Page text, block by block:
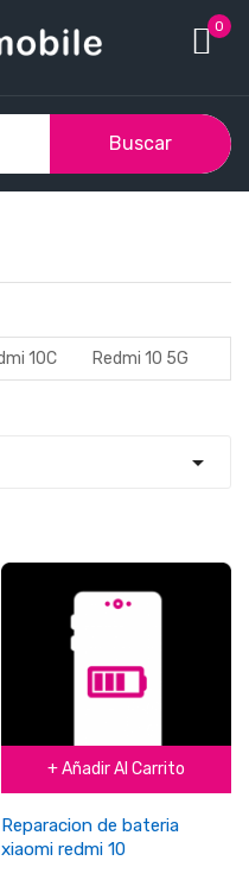
0
Buscar
10C Redmi 10 5G

+ Añadir Al Carrito
Reparacion de bateria
xiaomi redmi 10